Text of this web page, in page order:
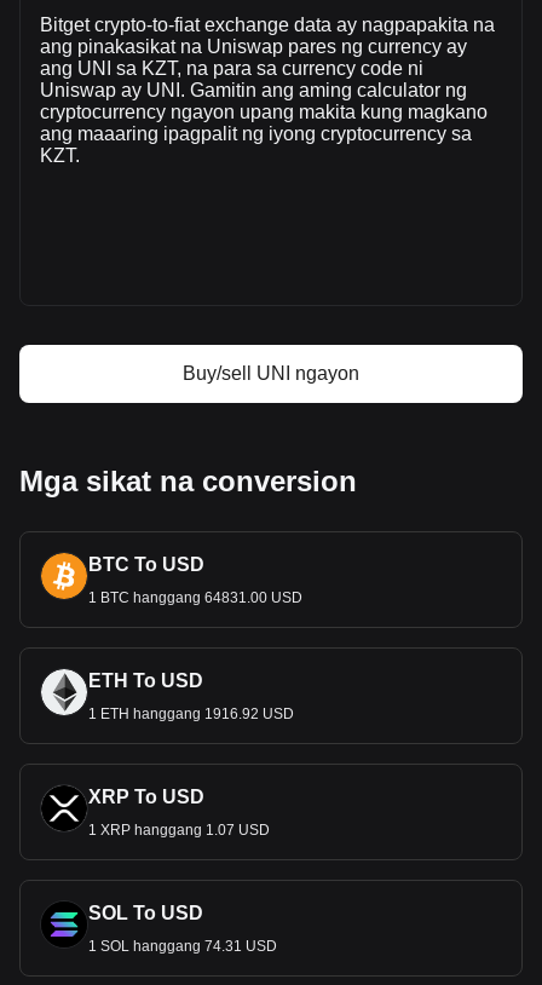
nakalipas na 24 na oras. Huling araw ng trading, ang dami
ng kalakalan ay UNI ay ₸105,678,148,593.93.
Higit pang impormasyon tungkolUniswap sa
Bitget
Bitget crypto-to-fiat exchange data ay nagpapakita na
ang pinakasikat na Uniswap pares ng currency ay
ang UNI sa KZT, na para sa currency code ni
Uniswap ay UNI. Gamitin ang aming calculator ng
cryptocurrency ngayon upang makita kung magkano
ang maaaring ipagpalit ng iyong cryptocurrency sa
KZT.
Buy/sell UNI ngayon
Mga sikat na conversion
BTC To USD
1 BTC hanggang 64831.00 USD
ETH To USD
1 ETH hanggang 1916.92 USD
XRP To USD
1 XRP hanggang 1.07 USD
SOL To USD
1 SOL hanggang 74.31 USD